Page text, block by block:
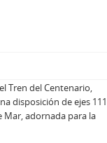
Tren del Centenario,
disposición de ejes 111
Mar, adornada para la